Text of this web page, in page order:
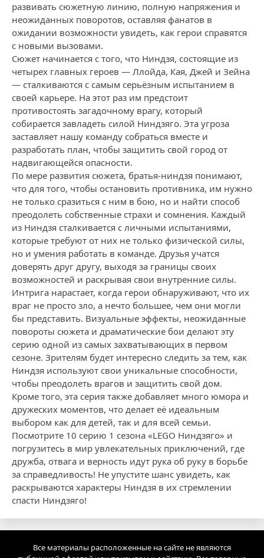
развивать сюжетную линию, полную напряжения и
неожиданных поворотов, оставляя фанатов в
ожидании возможности увидеть, как герои справятся
с новыми вызовами.
Сюжет начинается с того, что Ниндзя, состоящие из
четырех главных героев — Ллойда, Кая, Джей и Зейна
— сталкиваются с самым серьёзным испытанием в
своей карьере. На этот раз им предстоит
противостоять загадочному врагу, который
собирается завладеть силой Ниндзяго. Эта угроза
заставляет нашу команду собраться вместе и
разработать план, чтобы защитить свой город от
надвигающейся опасности.
По мере развития сюжета, братья-ниндзя понимают,
что для того, чтобы остановить противника, им нужно
не только сразиться с ним в бою, но и найти способ
преодолеть собственные страхи и сомнения. Каждый
из Ниндзя сталкивается с личными испытаниями,
которые требуют от них не только физической силы,
но и умения работать в команде. Друзья учатся
доверять друг другу, выходя за границы своих
возможностей и раскрывая свои внутренние силы.
Интрига нарастает, когда герои обнаруживают, что их
враг не просто зло, а нечто большее, чем они могли
бы представить. Визуальные эффекты, неожиданные
повороты сюжета и драматические бои делают эту
серию одной из самых захватывающих в первом
сезоне. Зрителям будет интересно следить за тем, как
Ниндзя используют свои уникальные способности,
чтобы преодолеть врагов и защитить свой дом.
Кроме того, эта серия также добавляет много юмора и
дружеских моментов, что делает её идеальным
выбором как для детей, так и для всей семьи.
Посмотрите 10 серию 1 сезона «LEGO Ниндзяго» и
погрузитесь в мир увлекательных приключений, где
дружба, отвага и верность идут рука об руку в борьбе
за справедливость! Не упустите шанс увидеть, как
раскрываются характеры Ниндзя в их стремлении
спасти Ниндзяго!
Все материалы расположенные на сайте не являются